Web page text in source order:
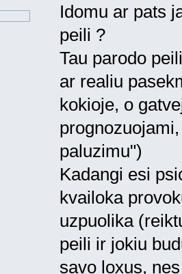
Idomu ar pats
peili ?
Tau parodo
ar realiu
kokioje, o
paluzimu")
Kadangi esi
kvailoka
uzpuolika
peili ir jokiu
savo loxus,